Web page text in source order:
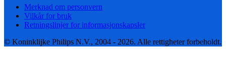
Merknad om personvern
Vilkår for bruk
Retningslinjer for informasjonskapsler
© Koninklijke Philips N.V., 2004 - 2026. Alle rettigheter forbeholdt.